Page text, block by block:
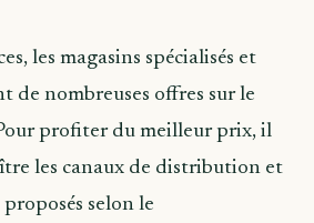
les magasins spécialisés et
de nombreuses offres sur le
profiter du meilleur prix, il
les canaux de distribution et
selon le